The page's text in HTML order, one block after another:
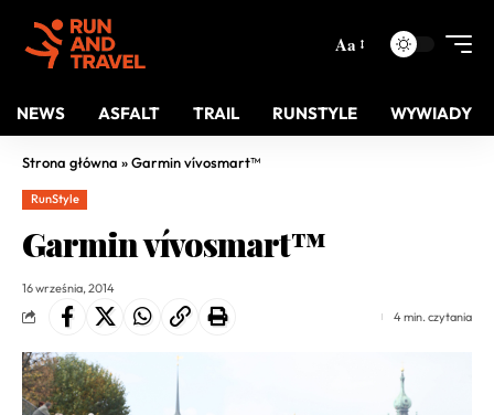
Aa
NEWS ASFALT TRAIL RUNSTYLE WYWIADY
Strona główna »Garmin vívosmart™
RunStyle
Garmin vívosmart™
16 września, 2014
4 min. czytania